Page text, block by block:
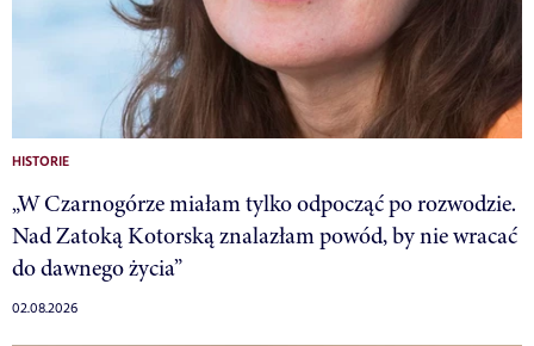
HISTORIE
„W Czarnogórze miałam tylko odpocząć po rozwodzie.
Nad Zatoką Kotorską znalazłam powód, by nie wracać
do dawnego życia”
02.08.2026